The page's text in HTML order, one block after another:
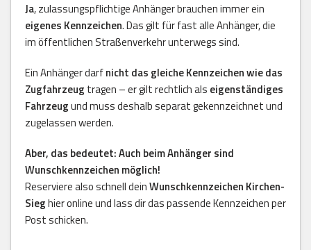
Ja, zulassungspflichtige Anhänger brauchen immer ein
eigenes Kennzeichen. Das gilt für fast alle Anhänger, die
im öffentlichen Straßenverkehr unterwegs sind.
Ein Anhänger darfnicht das gleiche Kennzeichen wie das
Zugfahrzeug tragen – er gilt rechtlich als eigenständiges
Fahrzeugund muss deshalb separat gekennzeichnet und
zugelassen werden.
Aber, das bedeutet: Auch beim Anhänger sind
Wunschkennzeichen möglich!
Reserviere also schnell deinWunschkennzeichen Kirchen-
Sieghier online und lass dir das passende Kennzeichen per
Post schicken.